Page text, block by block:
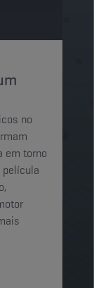
no
em torno
película